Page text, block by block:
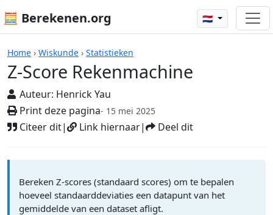
🧮 Berekenen.org 🇳🇱
Home › Wiskunde › Statistieken
Z-Score Rekenmachine
Auteur: Henrick Yau
Print deze pagina- 15 mei 2025
Citeer dit| Link hiernaar| Deel dit
Rekenmachines
Bereken Z-scores (standaard scores) om te bepalen
hoeveel standaarddeviaties een datapunt van het
gemiddelde van een dataset afligt.